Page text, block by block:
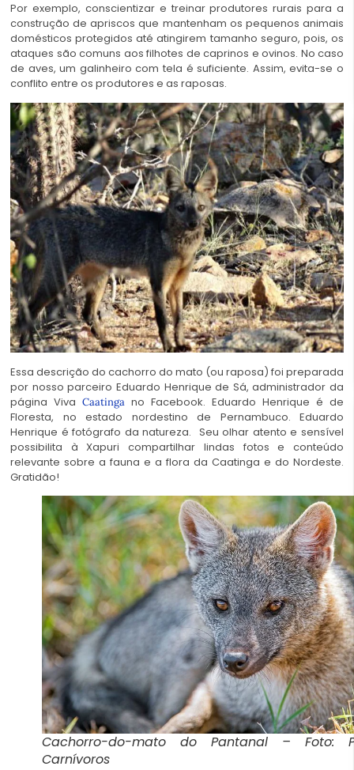
Por exemplo, conscientizar e treinar produtores rurais para a
construção de apriscos que mantenham os pequenos animais
domésticos protegidos até atingirem tamanho seguro, pois, os
ataques são comuns aos filhotes de caprinos e ovinos. No caso
de aves, um galinheiro com tela é suficiente. Assim, evita-se o
conflito entre os produtores e as raposas.
Essa descrição do cachorro do mato (ou raposa) foi preparada
por nosso parceiro Eduardo Henrique de Sá, administrador da
página Viva Caatinga no Facebook. Eduardo Henrique é de
Floresta, no estado nordestino de Pernambuco. Eduardo
Henrique é fotógrafo da natureza. Seu olhar atento e sensível
possibilita à Xapuri compartilhar lindas fotos e conteúdo
relevante sobre a fauna e a flora da Caatinga e do Nordeste.
Gratidão!
Cachorro-do-mato do Pantanal – Foto:
Carnívoros